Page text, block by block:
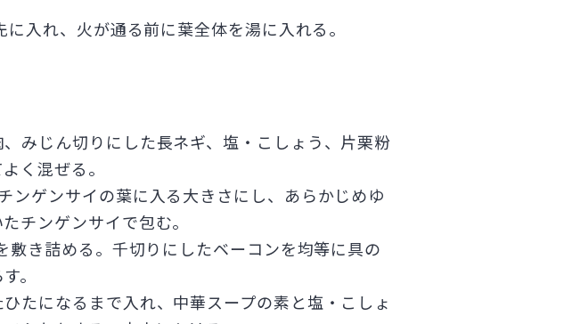
入れ、火が通る前に葉全体を湯に入れる。
みじん切りにした長ネギ、塩・こしょう、片栗粉
く混ぜる。
チンゲンサイの葉に入る大きさにし、あらかじめゆ
チンゲンサイで包む。
敷き詰める。千切りにしたベーコンを均等に具の
。
たになるまで入れ、中華スープの素と塩・こしょ